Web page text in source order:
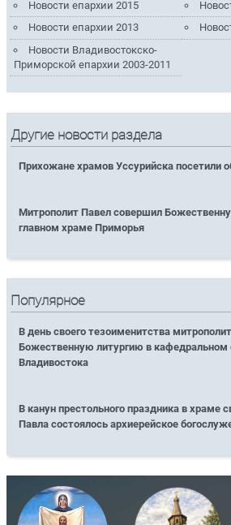
Новости епархии 2015
Новости епархии 2013
Новости Владивостокско-
Приморской епархии 2003-2011
Другие новости раздела
Прихожане храмов Уссурийска посетили
Митрополит Павел совершил
главном храме Приморья
Популярное
В день своего тезоименитства
Божественную литургию в кафедральном
Владивостока
В канун престольного праздника в храме
Павла состоялось архиерейское